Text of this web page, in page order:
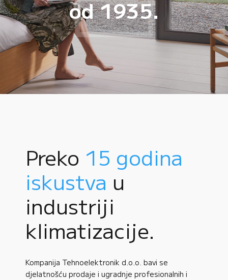
od 1935.
Preko 15 godina
iskustva u
industriji
klimatizacije.
Kompanija Tehnoelektronik d.o.o. bavi se
djelatnošću prodaje i ugradnje profesionalnih i